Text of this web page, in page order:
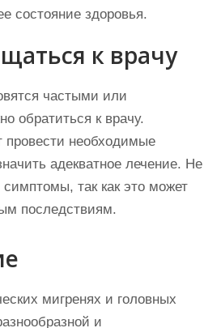
состояние здоровья.
к врачу
частыми или
обратиться к врачу.
провести необходимые
адекватное лечение. Не
симптомы, так как это может
последствиям.
мигренях и головных
и